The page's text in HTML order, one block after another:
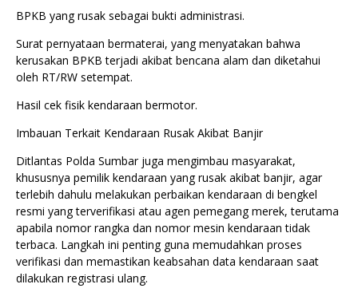
BPKB yang rusak sebagai bukti administrasi.
Surat pernyataan bermaterai, yang menyatakan bahwa
kerusakan BPKB terjadi akibat bencana alam dan diketahui
oleh RT/RW setempat.
Hasil cek fisik kendaraan bermotor.
Imbauan Terkait Kendaraan Rusak Akibat Banjir
Ditlantas Polda Sumbar juga mengimbau masyarakat,
khususnya pemilik kendaraan yang rusak akibat banjir, agar
terlebih dahulu melakukan perbaikan kendaraan di bengkel
resmi yang terverifikasi atau agen pemegang merek, terutama
apabila nomor rangka dan nomor mesin kendaraan tidak
terbaca. Langkah ini penting guna memudahkan proses
verifikasi dan memastikan keabsahan data kendaraan saat
dilakukan registrasi ulang.